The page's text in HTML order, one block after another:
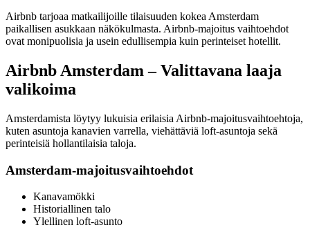
Airbnb tarjoaa matkailijoille tilaisuuden kokea Amsterdam
paikallisen asukkaan näkökulmasta. Airbnb-majoitus vaihtoehdot
ovat monipuolisia ja usein edullisempia kuin perinteiset hotellit.
Airbnb Amsterdam – Valittavana laaja
valikoima
Amsterdamista löytyy lukuisia erilaisia Airbnb-majoitusvaihtoehtoja,
kuten asuntoja kanavien varrella, viehättäviä loft-asuntoja sekä
perinteisiä hollantilaisia taloja.
Amsterdam-majoitusvaihtoehdot
Kanavamökki
Historiallinen talo
Ylellinen loft-asunto